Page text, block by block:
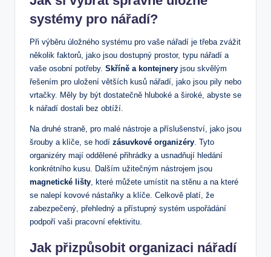
systémy pro nářadí?
Při výběru úložného systému pro vaše nářadí je třeba zvážit
několik faktorů, jako jsou dostupný prostor, typu nářadí a
vaše osobní potřeby. Skříně a kontejnery jsou skvělým
řešením pro uložení větších kusů nářadí, jako jsou pily nebo
vrtačky. Měly by být dostatečně hluboké a široké, abyste se
k nářadí dostali bez obtíží.
Na druhé straně, pro malé nástroje a příslušenství, jako jsou
šrouby a klíče, se hodí zásuvkové organizéry. Tyto
organizéry mají oddělené přihrádky a usnadňují hledání
konkrétního kusu. Dalším užitečným nástrojem jsou
magnetické lišty, které můžete umístit na stěnu a na které
se nalepí kovové nástaňky a klíče. Celkově platí, že
zabezpečený, přehledný a přístupný systém uspořádání
podpoří vaši pracovní efektivitu.
Jak přizpůsobit organizaci nářadí